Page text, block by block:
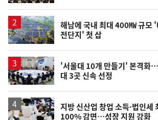
해남에 국내 최대 400㎿ 규모
전단지' 첫 삽
'서울대 10개 만들기' 본격화
대 3곳 신속 선정
지방 신산업 창업 소득·법인세
100% 감면…성장 지원 강화